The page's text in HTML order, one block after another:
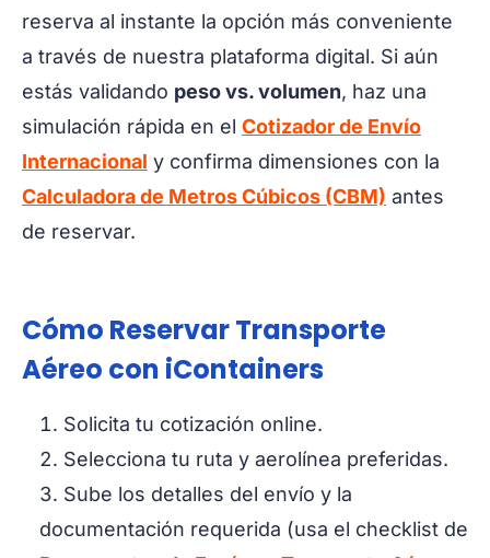
reserva al instante la opción más conveniente
a través de nuestra plataforma digital. Si aún
estás validando peso vs. volumen, haz una
simulación rápida en el Cotizador de Envío
Internacional y confirma dimensiones con la
Calculadora de Metros Cúbicos (CBM) antes
de reservar.
Cómo Reservar Transporte
Aéreo con iContainers
Solicita tu cotización online.
Selecciona tu ruta y aerolínea preferidas.
Sube los detalles del envío y la
documentación requerida (usa el checklist de